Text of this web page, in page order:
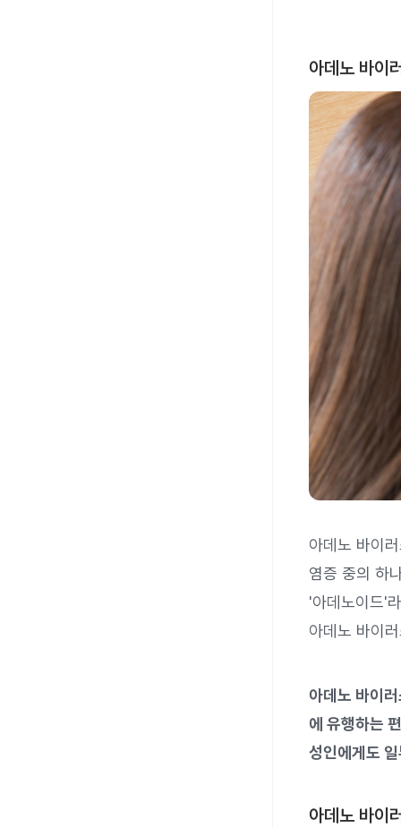
아데노 바이
아데노 바이
염증 중의 하
'아데노이드'
아데노 바이
아데노 바이
에 유행하는
성인에게도
아데노 바이